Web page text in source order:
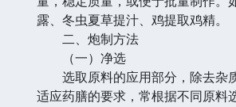
露、冬虫夏草提汁、鸡提取鸡精。
二、炮制方法
（一）净选
选取原料的应用部分，除去杂
适应药膳的要求，常根据不同原料